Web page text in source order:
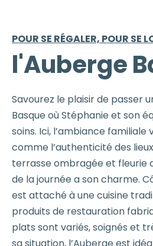
POUR SE RÉGALER, POUR SE
l'Auberge
Savourez le plaisir de passer
Basque où Stéphanie et son
soins. Ici, l’ambiance familiale
comme l’authenticité des
terrasse ombragée et fleurie
de la journée a son charme.
est attaché à une cuisine
produits de restauration
plats sont variés, soignés et
sa situation, l’Auberge est